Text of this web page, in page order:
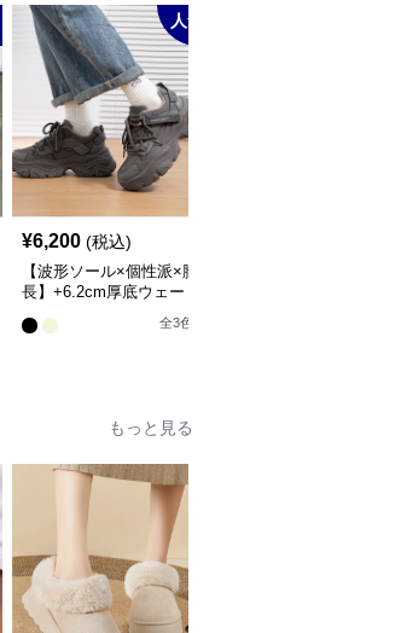
人気
¥6,200 (税込)
【波形ソール×個性派×脚
長】+6.2cm厚底ウェー
ブスニーカー｜2色展
開・26cm対応
全3色
もっと見る